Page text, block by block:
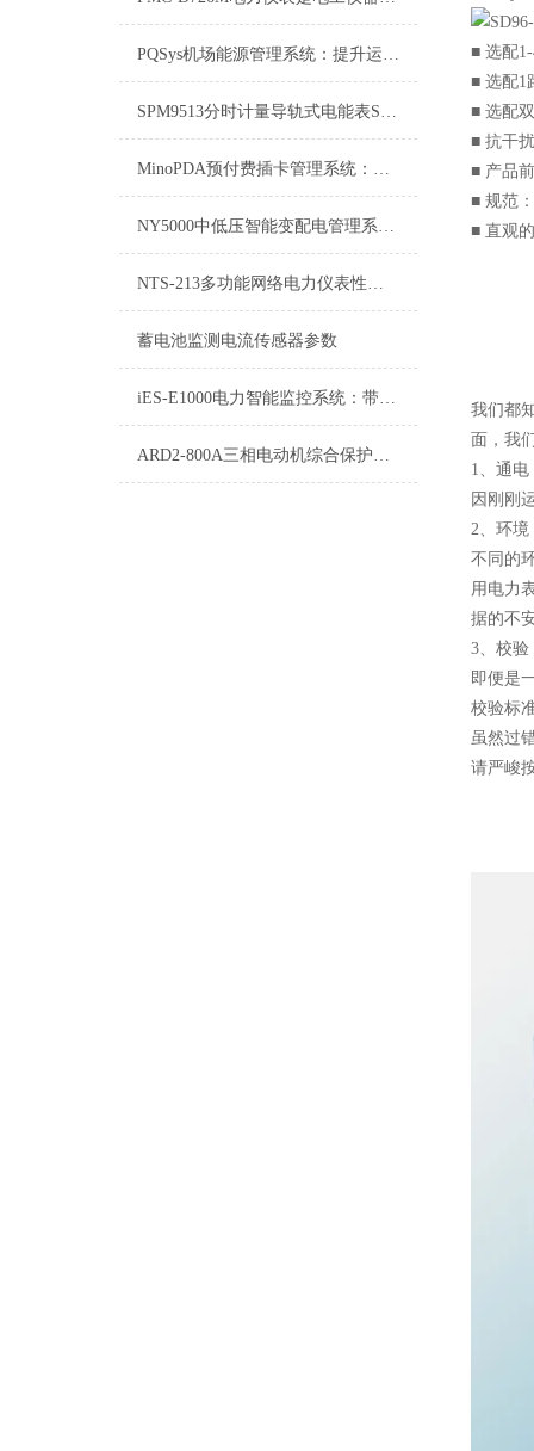
PQSys机场能源管理系统：提升运营效率与可持续性的关键
SPM9513分时计量导轨式电能表SPM9513舜高技术参数
MinoPDA预付费插卡管理系统：创新管理与便捷服务的新篇章
NY5000中低压智能变配电管理系统：电力配送的智慧革新
NTS-213多功能网络电力仪表性能特点
蓄电池监测电流传感器参数
iES-E1000电力智能监控系统：带领电力行业迈向智能化新时代
ARD2-800A三相电动机综合保护器-使用说明
■ 选配
■ 选配1
■ 选配
■ 抗干
■ 产品
■ 规范
■ 直观
我们都
面，我
1、通电
因刚刚
2、环境
不同的
用电力
据的不
3、校验
即便是
校验标
虽然过
请严峻